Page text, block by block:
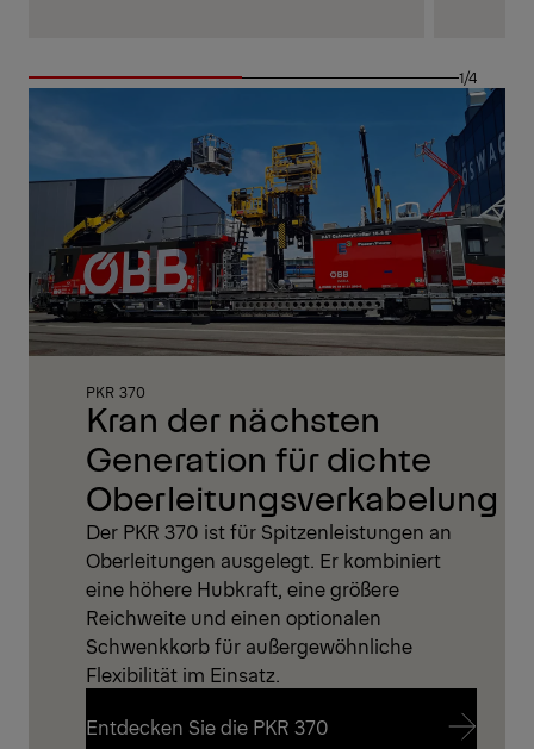
1/4
Kran der nächsten
Generation für dichte
Oberleitungsverkabelung
PKR 370
Der PKR 370 ist für Spitzenleistungen an
Oberleitungen ausgelegt. Er kombiniert
eine höhere Hubkraft, eine größere
Reichweite und einen optionalen
Schwenkkorb für außergewöhnliche
Flexibilität im Einsatz.
Entdecken Sie die PKR 370